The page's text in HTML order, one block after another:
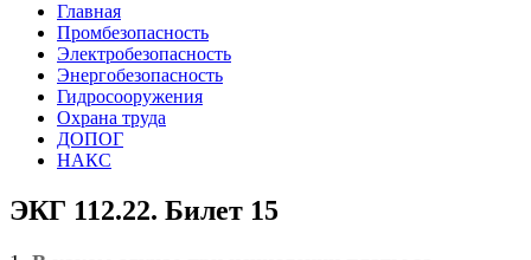
Главная
Промбезопасность
Электробезопасность
Энергобезопасность
Гидросооружения
Охрана труда
ДОПОГ
НАКС
ЭКГ 112.22. Билет 15